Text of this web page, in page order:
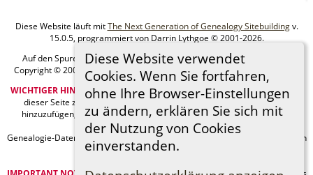
Diese Website verwendet
Cookies. Wenn Sie fortfahren,
ohne Ihre Browser-Einstellungen
zu ändern, erklären Sie sich mit
der Nutzung von Cookies
einverstanden.
Diese Website läuft mitThe Next Generation of Genealogy Sitebuildingv.
15.0.5, programmiert von Darrin Lythgoe © 2001-2026.
Auf den Spuren meiner Ahnen - erstellt und betreut vonMIchael Klein
Copyright © 2005-2026 Alle Rechte vorbehalten. |
Datenschutzerklärung
WICHTIGER HINWEIS:Sie sind nicht berechtigt, diese Seite oder Bilder von
dieser Seite zu Ancestry.com oder anderen kommerziellen Websites
hinzuzufügen, ohne mein Urheberrecht und einen URL-Link zu meiner
Website anzugeben.
Genealogie-Daten können sich jederzeit ändern, wenn neue Fakten gefunden
werden.